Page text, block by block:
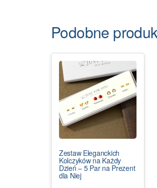
Podobne
Zestaw Eleganckich
Kolczyków na Każdy
Dzień – 5 Par na Prezent
dla Niej